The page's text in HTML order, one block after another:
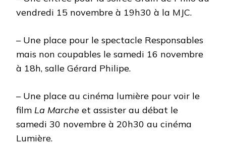
vendredi 15 novembre à 19h30 à la MJC.
– Une place pour le spectacle Responsables
mais non coupables le samedi 16 novembre
à 18h, salle Gérard Philipe.
– Une place au cinéma lumière pour voir le
film La Marche et assister au débat le
samedi 30 novembre à 20h30 au cinéma
Lumière.